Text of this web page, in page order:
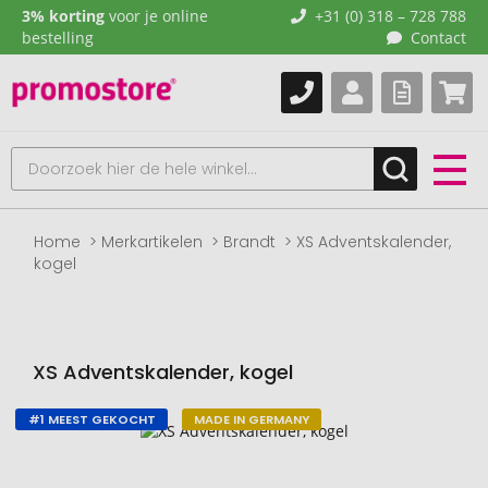
3% korting voor je online
bestelling
+31 (0) 318 – 728 788
Contact
Home Merkartikelen Brandt
XS Adventskalender,
kogel
XS Adventskalender, kogel
Naar
#1 MEEST GEKOCHT MADE IN GERMANY